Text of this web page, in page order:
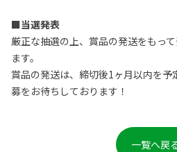
■当選発表
厳正な抽選の上、賞品の発送をもっ
ます。
賞品の発送は、締切後1ヶ月以内を予
募をお待ちしております！
一覧へ戻